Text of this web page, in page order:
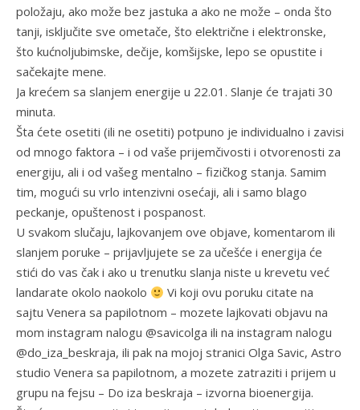
položaju, ako može bez jastuka a ako ne može – onda što
tanji, isključite sve ometače, što električne i elektronske,
što kućnoljubimske, dečije, komšijske, lepo se opustite i
sačekajte mene.
Ja krećem sa slanjem energije u 22.01. Slanje će trajati 30
minuta.
Šta ćete osetiti (ili ne osetiti) potpuno je individualno i zavisi
od mnogo faktora – i od vaše prijemčivosti i otvorenosti za
energiju, ali i od vašeg mentalno – fizičkog stanja. Samim
tim, mogući su vrlo intenzivni osećaji, ali i samo blago
peckanje, opuštenost i pospanost.
U svakom slučaju, lajkovanjem ove objave, komentarom ili
slanjem poruke – prijavljujete se za učešće i energija će
stići do vas čak i ako u trenutku slanja niste u krevetu već
landarate okolo naokolo
Vi koji ovu poruku citate na
sajtu Venera sa papilotnom – mozete lajkovati objavu na
mom instagram nalogu @savicolga ili na instagram nalogu
@do_iza_beskraja, ili pak na mojoj stranici Olga Savic, Astro
studio Venera sa papilotnom, a mozete zatraziti i prijem u
grupu na fejsu – Do iza beskraja – izvorna bioenergija.